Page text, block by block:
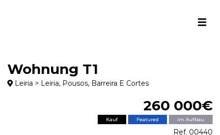
Wohnung T1
Leiria > Leiria, Pousos, Barreira E Cortes
260 000€
Kauf Featured im Aufbau
Ref. 00440